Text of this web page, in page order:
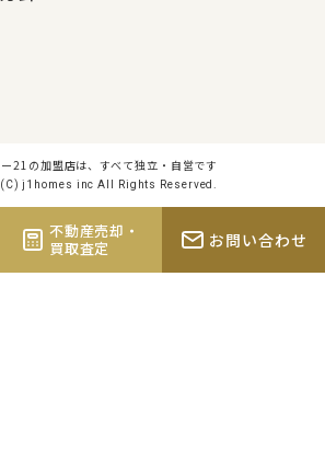
ー21の加盟店は、すべて独立・自営です
j1homes inc All Rights Reserved.
不動産売却・
買取査定
お問い合わせ